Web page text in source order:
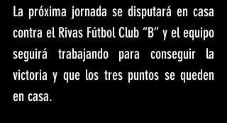
La próxima jornada se disputará en casa
contra el Rivas Fútbol Club “B” y el equipo
seguirá trabajando para conseguir la
victoria y que los tres puntos se queden
en casa.